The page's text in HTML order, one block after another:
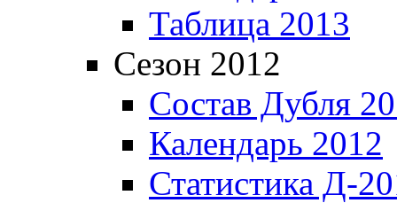
Таблица 2013
Сезон 2012
Состав Дубля
Календарь 2012
Статистика Д-